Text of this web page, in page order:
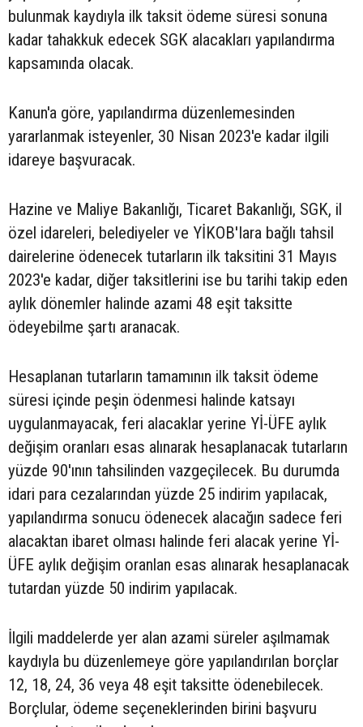
bulunmak kaydıyla ilk taksit ödeme süresi sonuna
kadar tahakkuk edecek SGK alacakları yapılandırma
kapsamında olacak.
Kanun'a göre, yapılandırma düzenlemesinden
yararlanmak isteyenler, 30 Nisan 2023'e kadar ilgili
idareye başvuracak.
Hazine ve Maliye Bakanlığı, Ticaret Bakanlığı, SGK, il
özel idareleri, belediyeler ve YİKOB'Iara bağlı tahsil
dairelerine ödenecek tutarların ilk taksitini 31 Mayıs
2023'e kadar, diğer taksitlerini ise bu tarihi takip eden
aylık dönemler halinde azami 48 eşit taksitte
ödeyebilme şartı aranacak.
Hesaplanan tutarların tamamının ilk taksit ödeme
süresi içinde peşin ödenmesi halinde katsayı
uygulanmayacak, feri alacaklar yerine Yİ-ÜFE aylık
değişim oranları esas alınarak hesaplanacak tutarların
yüzde 90'ının tahsilinden vazgeçilecek. Bu durumda
idari para cezalarından yüzde 25 indirim yapılacak,
yapılandırma sonucu ödenecek alacağın sadece feri
alacaktan ibaret olması halinde feri alacak yerine Yİ-
ÜFE aylık değişim oranlan esas alınarak hesaplanacak
tutardan yüzde 50 indirim yapılacak.
İlgili maddelerde yer alan azami süreler aşılmamak
kaydıyla bu düzenlemeye göre yapılandırılan borçlar
12, 18, 24, 36 veya 48 eşit taksitte ödenebilecek.
Borçlular, ödeme seçeneklerinden birini başvuru